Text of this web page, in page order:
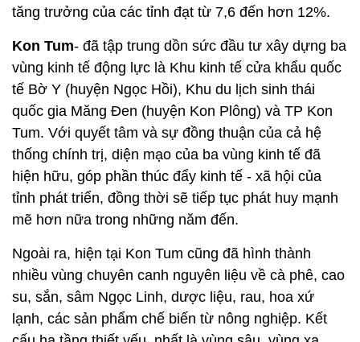
tăng trưởng của các tỉnh đạt từ 7,6 đến hơn 12%.
Kon Tum- đã tập trung dồn sức đầu tư xây dựng ba
vùng kinh tế động lực là Khu kinh tế cửa khẩu quốc
tế Bờ Y (huyện Ngọc Hồi), Khu du lịch sinh thái
quốc gia Măng Đen (huyện Kon Plông) và TP Kon
Tum. Với quyết tâm và sự đồng thuận của cả hệ
thống chính trị, diện mạo của ba vùng kinh tế đã
hiện hữu, góp phần thúc đẩy kinh tế - xã hội của
tỉnh phát triển, đồng thời sẽ tiếp tục phát huy mạnh
mẽ hơn nữa trong những năm đến.
Ngoài ra, hiện tại Kon Tum cũng đã hình thành
nhiều vùng chuyên canh nguyên liệu về cà phê, cao
su, sắn, sâm Ngọc Linh, dược liệu, rau, hoa xứ
lạnh, các sản phẩm chế biến từ nông nghiệp. Kết